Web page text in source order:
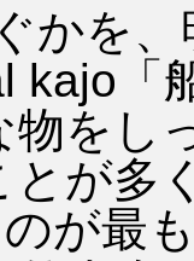
かを
kajo「
物をし
とが多
が最